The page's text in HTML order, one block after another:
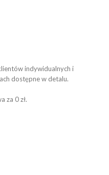
indywidualnych i
dostępne w detalu.
za 0 zł.